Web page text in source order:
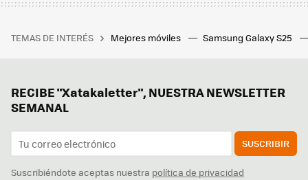
TEMAS DE INTERÉS Mejores móviles Samsung Galaxy S25
RECIBE "Xatakaletter", NUESTRA NEWSLETTER
SEMANAL
SUSCRIBIR
Suscribiéndote aceptas nuestra política de privacidad